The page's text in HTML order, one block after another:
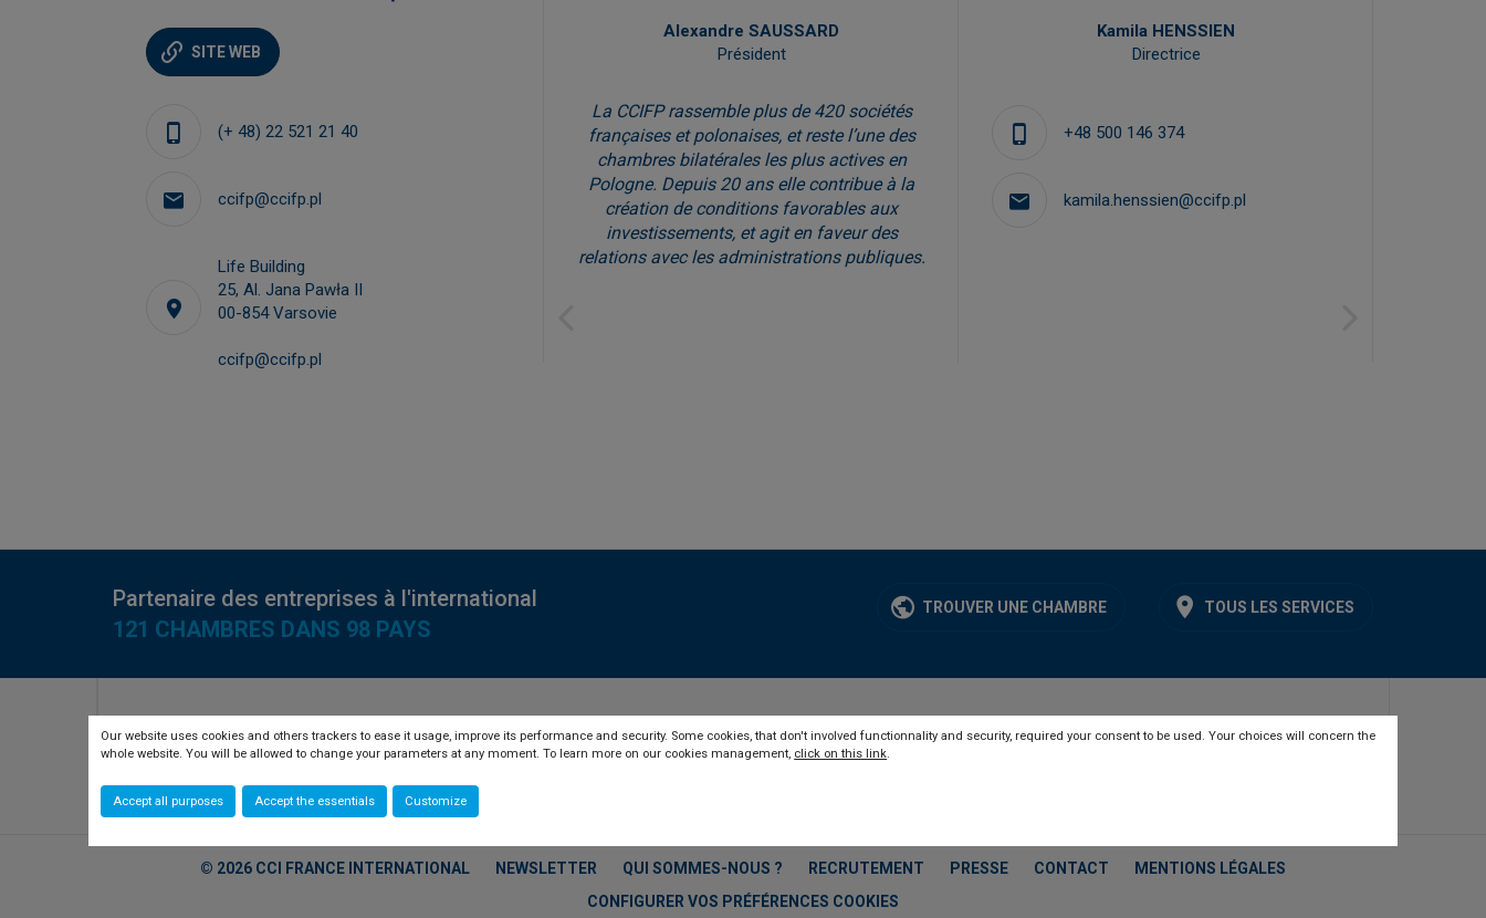
Our website uses cookies and others trackers to ease it usage, improve its performance and security. Some cookies, that don't involved functionnality and security, required your consent to be used. Your choices will concern the
whole website. You will be allowed to change your parameters at any moment. To learn more on our cookies management, click on this link.
Accept all purposes Accept the essentials Customize
SITE WEB
(+ 48) 22 521 21 40
ccifp@ccifp.pl
Life Building
25, Al. Jana Pawła II
00-854 Varsovie
ccifp@ccifp.pl
Sylwia BOJANOWSKA
Business Development Unit Manager
+48 514 601 810
sylwia.bojanowska@ccifp.pl
Alexandre SAUSSARD
Président
La CCIFP rassemble plus de 420 sociétés
françaises et polonaises, et reste l’une des
chambres bilatérales les plus actives en
Pologne. Depuis 20 ans elle contribue à la
création de conditions favorables aux
investissements, et agit en faveur des
relations avec les administrations publiques.
Kamila HENSSIEN
Directrice
+48 500 146 374
kamila.henssien@ccifp.pl
Partenaire des entreprises à l'international
121 CHAMBRES DANS 98 PAYS
TOUS LES SERVICES
TROUVER UNE CHAMBRE
© 2026 CCI FRANCE INTERNATIONAL NEWSLETTER QUI SOMMES-NOUS ? RECRUTEMENT PRESSE CONTACT
MENTIONS LÉGALES
CONFIGURER VOS PRÉFÉRENCES COOKIES